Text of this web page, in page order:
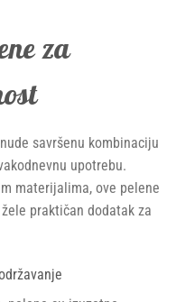
za
savršenu kombinaciju
upotrebu.
materijalima, ove pelene
praktičan dodatak za